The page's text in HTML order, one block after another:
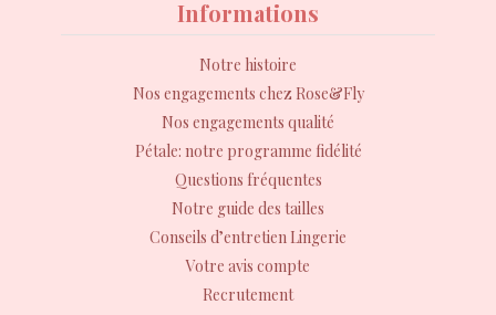
Informations
Notre histoire
Nos engagements chez Rose&Fly
Nos engagements qualité
Pétale: notre programme fidélité
Questions fréquentes
Notre guide des tailles
Conseils d’entretien Lingerie
Votre avis compte
Recrutement